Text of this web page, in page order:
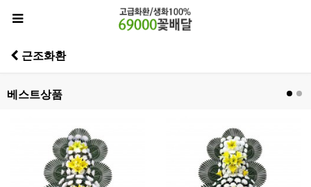
근조화환
베스트상품